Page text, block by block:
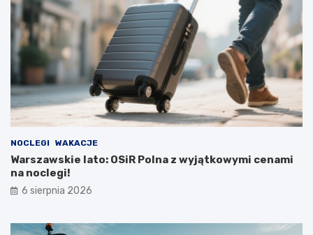
NOCLEGI WAKACJE
Warszawskie lato: OSiR Polna z wyjątkowymi cenami
na noclegi!
6 sierpnia 2026